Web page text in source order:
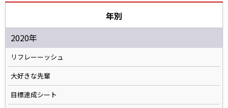
年別
2020年
リフレーーッシュ
大好きな先輩
目標達成シート